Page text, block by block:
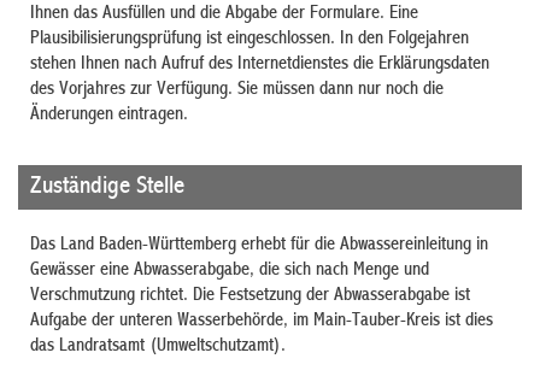
Ihnen das Ausfüllen und die Abgabe der Formulare. Eine
Plausibilisierungsprüfung ist eingeschlossen. In den Folgejahren
stehen Ihnen nach Aufruf des Internetdienstes die Erklärungsdaten
des Vorjahres zur Verfügung. Sie müssen dann nur noch die
Änderungen eintragen.
Zuständige Stelle
Das Land Baden-Württemberg erhebt für die Abwassereinleitung in
Gewässer eine Abwasserabgabe, die sich nach Menge und
Verschmutzung richtet. Die Festsetzung der Abwasserabgabe ist
Aufgabe der unteren Wasserbehörde, im Main-Tauber-Kreis ist dies
das Landratsamt (Umweltschutzamt).